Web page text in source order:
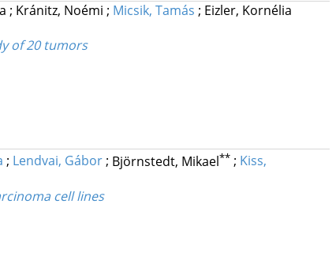
; Kránitz, Noémi ; Micsik, Tamás ; Eizler, Kornélia
of 20 tumors
; Lendvai, Gábor; Björnstedt, Mikael** ; Kiss,
cell lines